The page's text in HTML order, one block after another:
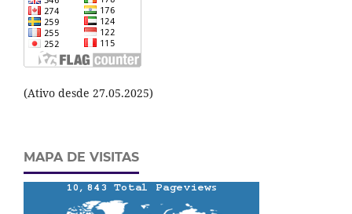
(Ativo desde 27.05.2025)
MAPA DE VISITAS